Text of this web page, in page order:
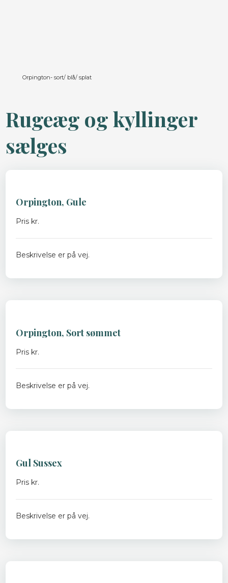
Orpington- sort/ blå/ splat
Rugeæg og kyllinger
sælges​
Orpington​, Gule
Pris kr.
Beskrivelse er på vej.
Orpington, Sort sømmet
Pris kr.
Beskrivelse er på vej.
Gul Sussex​
Pris kr.
Beskrivelse er på vej.